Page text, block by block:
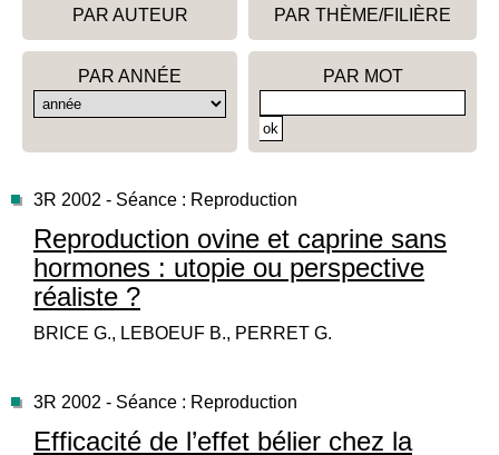
PAR AUTEUR PAR THÈME/FILIÈRE
PAR ANNÉE PAR MOT
3R 2002 - Séance : Reproduction
Reproduction ovine et caprine sans
hormones : utopie ou perspective
réaliste ?
BRICE G., LEBOEUF B., PERRET G.
3R 2002 - Séance : Reproduction
Efficacité de l’effet bélier chez la